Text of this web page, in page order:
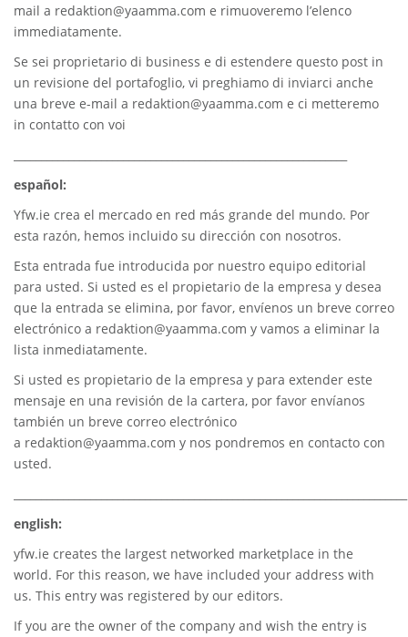
mail a redaktion@yaamma.com e rimuoveremo l’elenco
immediatamente.
Se sei proprietario di business e di estendere questo post in
un revisione del portafoglio, vi preghiamo di inviarci anche
una breve e-mail a redaktion@yaamma.com e ci metteremo
in contatto con voi
español:
Yfw.ie crea el mercado en red más grande del mundo. Por
esta razón, hemos incluido su dirección con nosotros.
Esta entrada fue introducida por nuestro equipo editorial
para usted. Si usted es el propietario de la empresa y desea
que la entrada se elimina, por favor, envíenos un breve correo
electrónico a redaktion@yaamma.com y vamos a eliminar la
lista inmediatamente.
Si usted es propietario de la empresa y para extender este
mensaje en una revisión de la cartera, por favor envíanos
también un breve correo electrónico
a redaktion@yaamma.com y nos pondremos en contacto con
usted.
english:
yfw.ie creates the largest networked marketplace in the
world. For this reason, we have included your address with
us. This entry was registered by our editors.
If you are the owner of the company and wish the entry is